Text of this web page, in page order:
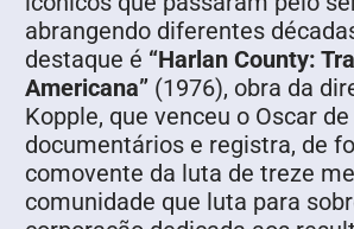
abrangendo diferentes
destaque é “Harlan County:
Americana” (1976), obra da
Kopple, que venceu o Oscar de
documentários e registra, de
comovente da luta de treze
comunidade que luta para